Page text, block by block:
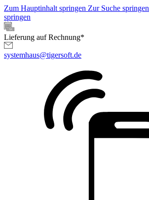
Zum Hauptinhalt springen Zur Suche springen
springen
Lieferung auf Rechnung*
systemhaus@tigersoft.de